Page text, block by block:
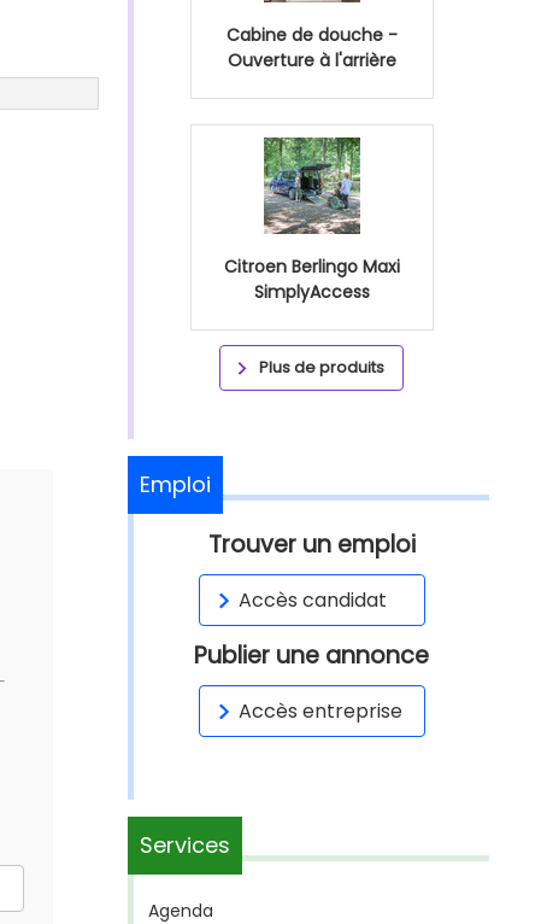
Cabine de douche -
Ouverture à l'arrière
Citroen Berlingo Maxi
SimplyAccess
Plus de produits
Emploi
Trouver un emploi
Accès candidat
Publier une annonce
Accès entreprise
Services
Agenda